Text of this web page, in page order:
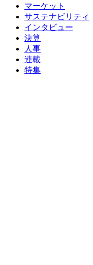
マーケット
サステナビリティ
インタビュー
決算
人事
連載
特集